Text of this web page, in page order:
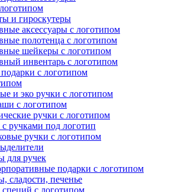
и гироскутеры
аксессуары с логотипом
полотенца с логотипом
шейкеры с логотипом
инвентарь с логотипом
с логотипом
и эко ручки с логотипом
с логотипом
ручки с логотипом
ручками под логотип
ручки с логотипом
для ручек
подарки с логотипом
сладости, печенье